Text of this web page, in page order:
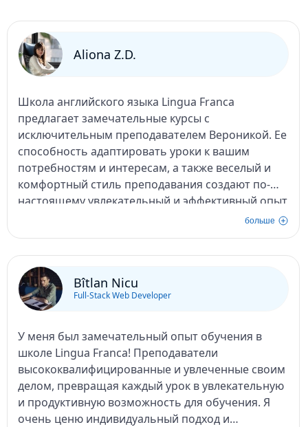
Aliona Z.D.
Школа английского языка Lingua Franca
предлагает замечательные курсы с
исключительным преподавателем Вероникой. Ее
способность адаптировать уроки к вашим
потребностям и интересам, а также веселый и
комфортный стиль преподавания создают по-
настоящему увлекательный и эффективный опыт
больше
Bîtlan Nicu
Full-Stack Web Developer
У меня был замечательный опыт обучения в
школе Lingua Franca! Преподаватели
высококвалифицированные и увлеченные своим
делом, превращая каждый урок в увлекательную
и продуктивную возможность для обучения. Я
очень ценю индивидуальный подход и